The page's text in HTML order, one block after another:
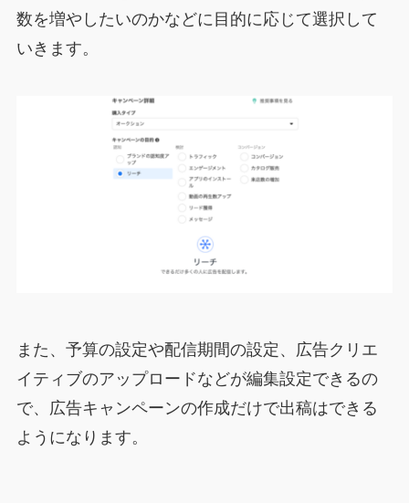
数を増やしたいのかなどに目的に応じて選択して
いきます。
また、予算の設定や配信期間の設定、広告クリエ
イティブのアップロードなどが編集設定できるの
で、広告キャンペーンの作成だけで出稿はできる
ようになります。